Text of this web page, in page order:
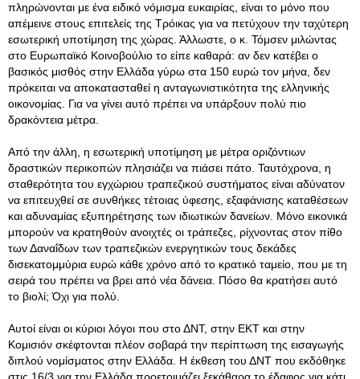
πληρώνονται με ένα ειδικό νόμισμα ευκαιρίας, είναι το μόνο που
απέμεινε στους επιτελείς της Τρόικας για να πετύχουν την ταχύτερη
εσωτερική υποτίμηση της χώρας. Άλλωστε, ο κ. Τόμσεν μιλώντας
στο Ευρωπαϊκό Κοινοβούλιο το είπε καθαρά: αν δεν κατέβει ο
βασικός μισθός στην Ελλάδα γύρω στα 150 ευρώ τον μήνα, δεν
πρόκειται να αποκατασταθεί η ανταγωνιστικότητα της ελληνικής
οικονομίας. Για να γίνει αυτό πρέπει να υπάρξουν πολύ πιο
δρακόντεια μέτρα.
Από την άλλη, η εσωτερική υποτίμηση με μέτρα οριζόντιων
δραστικών περικοπών πλησιάζει να πιάσει πάτο. Ταυτόχρονα, η
σταθερότητα του εγχώριου τραπεζικού συστήματος είναι αδύνατον
να επιτευχθεί σε συνθήκες τέτοιας ύφεσης, εξαφάνισης καταθέσεων
και αδυναμίας εξυπηρέτησης των ιδιωτικών δανείων. Μόνο εικονικά
μπορούν να κρατηθούν ανοιχτές οι τράπεζες, ρίχνοντας στον πίθο
των Δαναΐδων των τραπεζικών ενεργητικών τους δεκάδες
δισεκατομμύρια ευρώ κάθε χρόνο από το κρατικό ταμείο, που με τη
σειρά του πρέπει να βρει από νέα δάνεια. Πόσο θα κρατήσει αυτό
το βιολί; Όχι για πολύ.
Αυτοί είναι οι κύριοι λόγοι που στο ΔΝΤ, στην ΕΚΤ και στην
Κομισιόν σκέφτονται πλέον σοβαρά την περίπτωση της εισαγωγής
διπλού νομίσματος στην Ελλάδα. Η έκθεση του ΔΝΤ που εκδόθηκε